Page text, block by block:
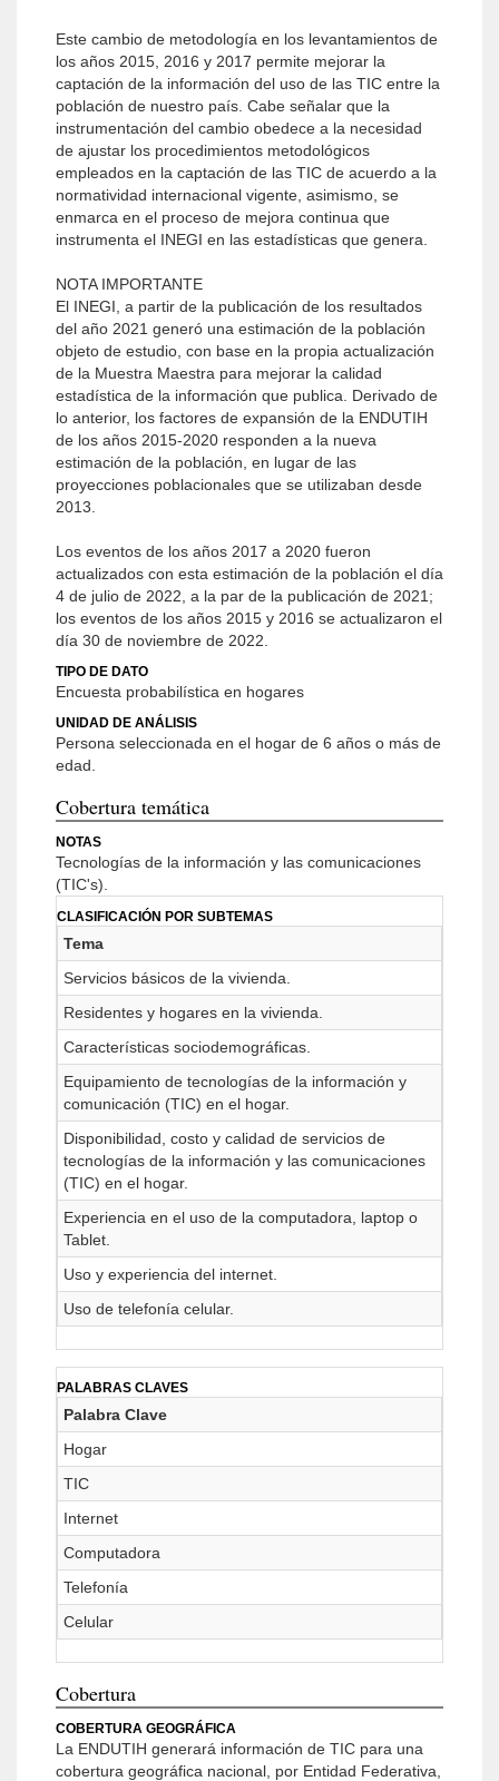
Este cambio de metodología en los levantamientos de
los años 2015, 2016 y 2017 permite mejorar la
captación de la información del uso de las TIC entre la
población de nuestro país. Cabe señalar que la
instrumentación del cambio obedece a la necesidad
de ajustar los procedimientos metodológicos
empleados en la captación de las TIC de acuerdo a la
normatividad internacional vigente, asimismo, se
enmarca en el proceso de mejora continua que
instrumenta el INEGI en las estadísticas que genera.
NOTA IMPORTANTE
El INEGI, a partir de la publicación de los resultados
del año 2021 generó una estimación de la población
objeto de estudio, con base en la propia actualización
de la Muestra Maestra para mejorar la calidad
estadística de la información que publica. Derivado de
lo anterior, los factores de expansión de la ENDUTIH
de los años 2015-2020 responden a la nueva
estimación de la población, en lugar de las
proyecciones poblacionales que se utilizaban desde
2013.
Los eventos de los años 2017 a 2020 fueron
actualizados con esta estimación de la población el día
4 de julio de 2022, a la par de la publicación de 2021;
los eventos de los años 2015 y 2016 se actualizaron el
día 30 de noviembre de 2022.
TIPO DE DATO
Encuesta probabilística en hogares
UNIDAD DE ANÁLISIS
Persona seleccionada en el hogar de 6 años o más de
edad.
Cobertura temática
NOTAS
Tecnologías de la información y las comunicaciones
(TIC's).
CLASIFICACIÓN POR SUBTEMAS
Tema
Servicios básicos de la vivienda.
Residentes y hogares en la vivienda.
Características sociodemográficas.
Equipamiento de tecnologías de la información y
comunicación (TIC) en el hogar.
Disponibilidad, costo y calidad de servicios de
tecnologías de la información y las comunicaciones
(TIC) en el hogar.
Experiencia en el uso de la computadora, laptop o
Tablet.
Uso y experiencia del internet.
Uso de telefonía celular.
PALABRAS CLAVES
Palabra Clave
Hogar
TIC
Internet
Computadora
Telefonía
Celular
Cobertura
COBERTURA GEOGRÁFICA
La ENDUTIH generará información de TIC para una
cobertura geográfica nacional, por Entidad Federativa,